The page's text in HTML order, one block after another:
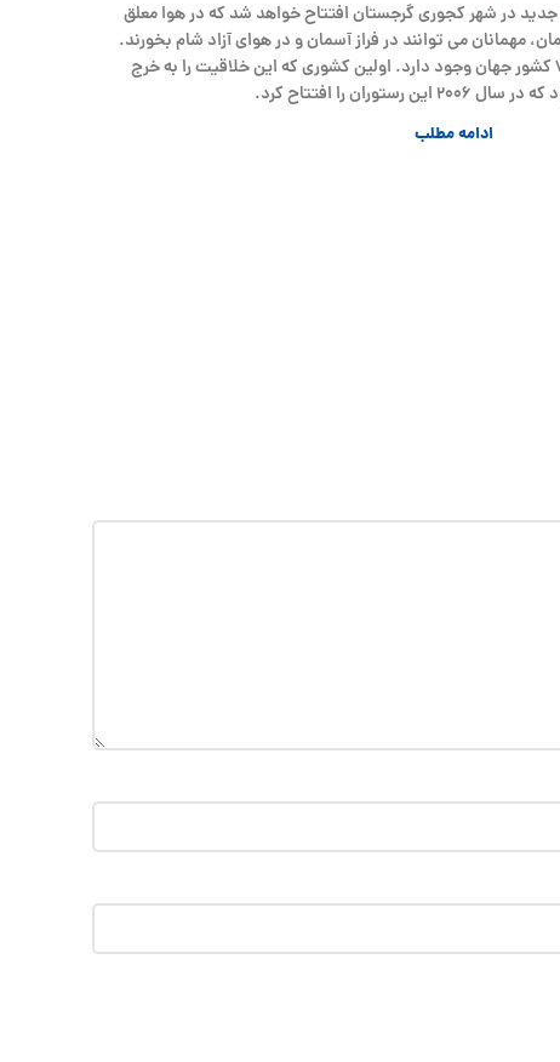
در شهر کجوری گرجستان افتتاح خواهد شد که در هوا معلق
مهمانان می توانند در فراز آسمان و در هوای آزاد شام بخورند.
مفهوم شام معلق در آسمان در ۷۰ کشور جهان وجود دارد. اولین کشوری که این خلاقیت را به خرج
رستوران را افتتاح کرد.
ادامه مطلب